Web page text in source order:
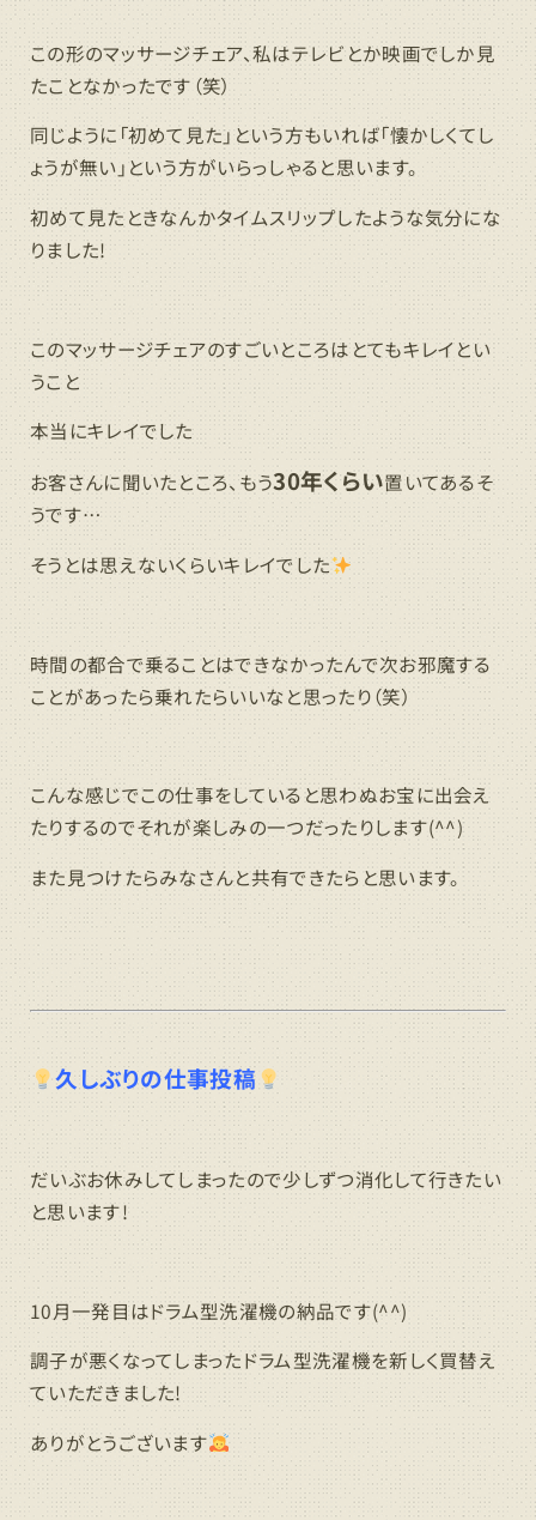
この形のマッサージチェア、私はテレビとか映画でしか見
たことなかったです（笑）
同じように「初めて見た」という方もいれば「懐かしくてし
ょうが無い」という方がいらっしゃると思います。
初めて見たときなんかタイムスリップしたような気分にな
りました!
このマッサージチェアのすごいところはとてもキレイとい
うこと
本当にキレイでした
お客さんに聞いたところ、もう30年くらい置いてあるそ
うです…
そうとは思えないくらいキレイでした
時間の都合で乗ることはできなかったんで次お邪魔する
ことがあったら乗れたらいいなと思ったり（笑）
こんな感じでこの仕事をしていると思わぬお宝に出会え
たりするのでそれが楽しみの一つだったりします(^^)
また見つけたらみなさんと共有できたらと思います。
久しぶりの仕事投稿
だいぶお休みしてしまったので少しずつ消化して行きたい
と思います!
10月一発目はドラム型洗濯機の納品です(^^)
調子が悪くなってしまったドラム型洗濯機を新しく買替え
ていただきました!
ありがとうございます